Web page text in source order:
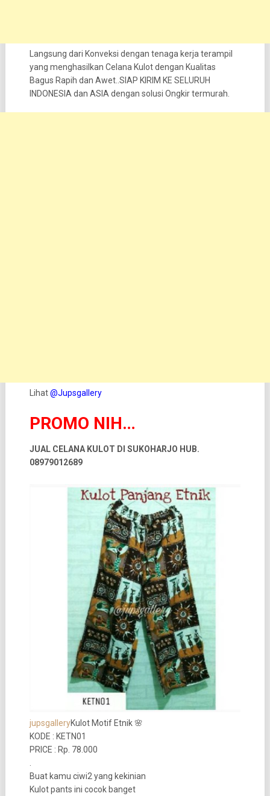
Langsung dari Konveksi dengan tenaga kerja terampil
yang menghasilkan Celana Kulot dengan Kualitas
Bagus Rapih dan Awet..SIAP KIRIM KE SELURUH
INDONESIA dan ASIA dengan solusi Ongkir termurah.
Lihat@Jupsgallery
PROMO NIH…
JUAL CELANA KULOT DI SUKOHARJO HUB.
08979012689
jupsgalleryKulot Motif Etnik 🌸
KODE : KETN01
PRICE : Rp. 78.000
.
Buat kamu ciwi2 yang kekinian
Kulot pants ini cocok banget